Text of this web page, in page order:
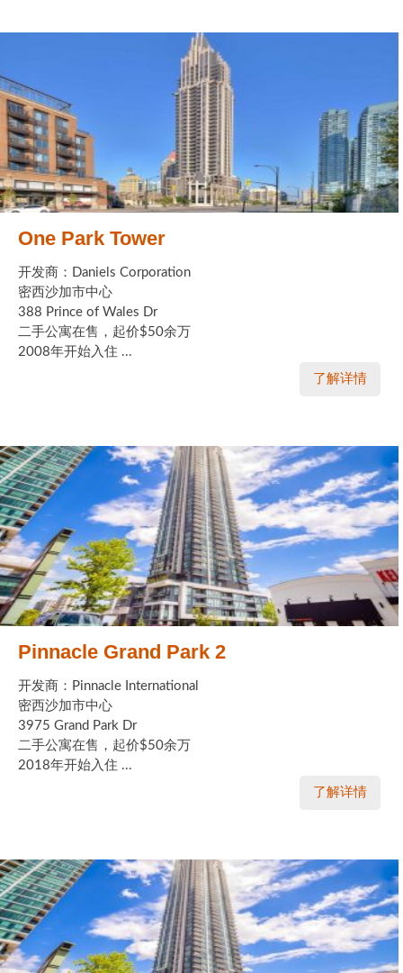
One Park Tower
开发商：Daniels Corporation
密西沙加市中心
388 Prince of Wales Dr
二手公寓在售，起价$50余万
2008年开始入住 ...
了解详情
Pinnacle Grand Park 2
开发商：Pinnacle International
密西沙加市中心
3975 Grand Park Dr
二手公寓在售，起价$50余万
2018年开始入住 ...
了解详情